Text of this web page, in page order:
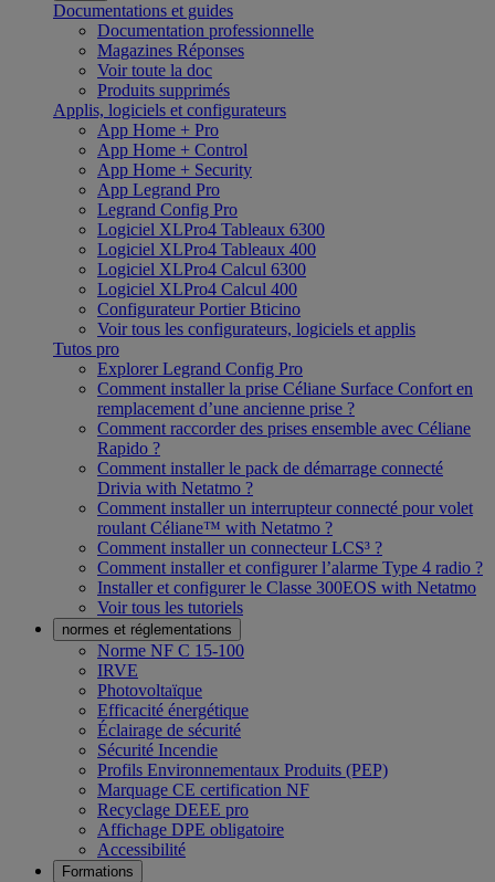
Documentations et guides
Documentation professionnelle
Magazines Réponses
Voir toute la doc
Produits supprimés
Applis, logiciels et configurateurs
App Home + Pro
App Home + Control
App Home + Security
App Legrand Pro
Legrand Config Pro
Logiciel XLPro4 Tableaux 6300
Logiciel XLPro4 Tableaux 400
Logiciel XLPro4 Calcul 6300
Logiciel XLPro4 Calcul 400
Configurateur Portier Bticino
Voir tous les configurateurs, logiciels et applis
Tutos pro
Explorer Legrand Config Pro
Comment installer la prise Céliane Surface Confort en
remplacement d’une ancienne prise ?
Comment raccorder des prises ensemble avec Céliane
Rapido ?
Comment installer le pack de démarrage connecté
Drivia with Netatmo ?
Comment installer un interrupteur connecté pour volet
roulant Céliane™ with Netatmo ?
Comment installer un connecteur LCS³ ?
Comment installer et configurer l’alarme Type 4 radio ?
Installer et configurer le Classe 300EOS with Netatmo
Voir tous les tutoriels
normes et réglementations
Norme NF C 15-100
IRVE
Photovoltaïque
Efficacité énergétique
Éclairage de sécurité
Sécurité Incendie
Profils Environnementaux Produits (PEP)
Marquage CE certification NF
Recyclage DEEE pro
Affichage DPE obligatoire
Accessibilité
Formations